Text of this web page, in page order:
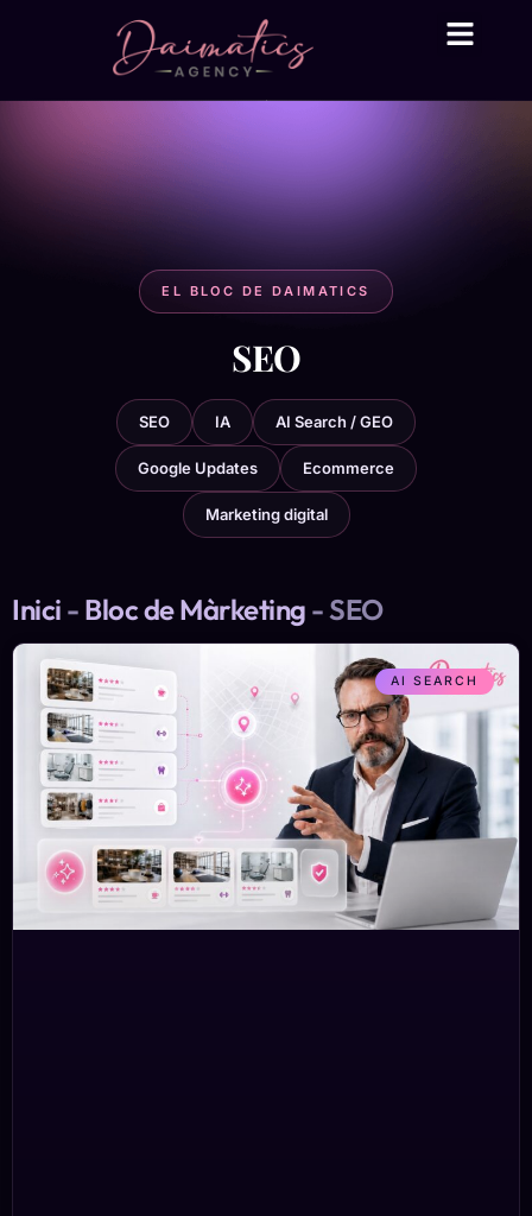
EL BLOC DE DAIMATICS
SEO
SEO IA AI Search / GEO
Google Updates Ecommerce
Marketing digital
Inici - Bloc de Màrketing -SEO
AI SEARCH
Daima Business AI
● En línia